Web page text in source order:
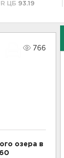
ЦБ 93.19
766
озера в